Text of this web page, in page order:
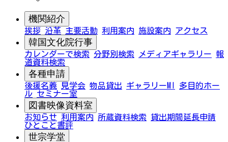
機関紹介
挨拶 沿革 主要活動 利用案内 施設案内 アクセス
韓国文化院行事
カレンダーで検索 分野別検索 メディアギャラリー 報
道資料検索
各種申請
後援名義 見学会 物品貸出 ギャラリーMI
多目的ホー
ル セミナー室
図書映像資料室
お知らせ 利用案内 所蔵資料検索
貸出期間延長申請
ひとこと書評
世宗学堂